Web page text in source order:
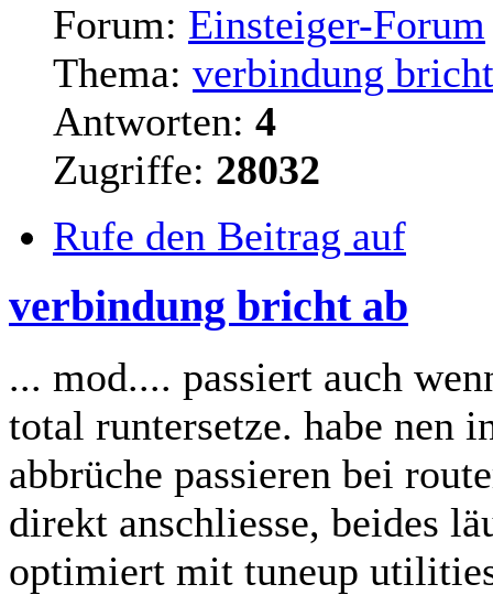
Forum: Einsteiger-Forum
Thema: verbindung
Antworten: 4
Zugriffe: 28032
Rufe den Beitrag auf
verbindung bricht ab
... mod.... passiert auch
total runtersetze. habe nen
abbrüche passieren bei
direkt anschliesse, beides
optimiert mit tuneup